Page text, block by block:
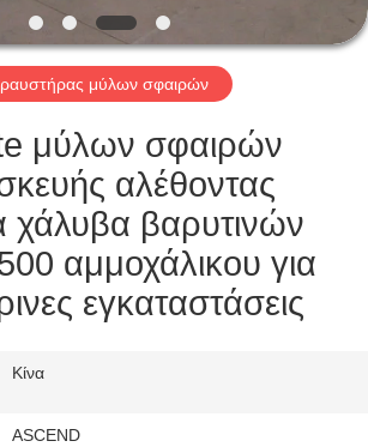
μύλων σφαιρών
μύλων σφαιρών
αλέθοντας
χάλυβα βαρυτινών
αμμοχάλικου για
εγκαταστάσεις
Κίνα
ASCEND